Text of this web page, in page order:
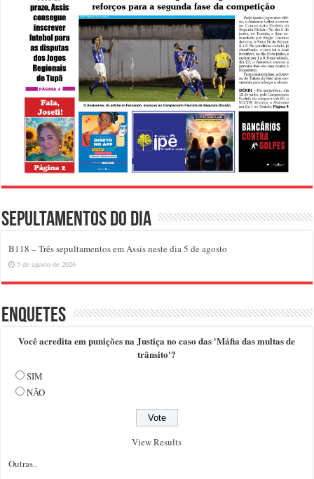
Sepultamentos do dia
B118 – Três sepultamentos em Assis neste dia 5 de agosto
5 de agosto de 2026
Enquetes
Você acredita em punições na Justiça no caso das 'Máfia das multas de
trânsito'?
SIM
NÃO
View Results
Outras..